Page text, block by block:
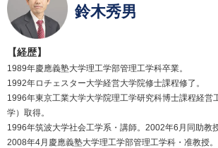
鈴木秀男
【経歴】
1989年慶應義塾大学理工学部管理工学科卒業。
1992年ロチェスター大学経営大学院修士課程修了。
1996年東京工業大学大学院理工学研究科博士課程経営
学）取得。
1996年筑波大学社会工学系・講師。2002年6月同助教授
2008年4月慶應義塾大学理工学部管理工学科・准教授